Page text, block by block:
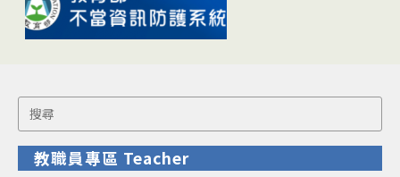
Search
for:
教職員專區 Teacher